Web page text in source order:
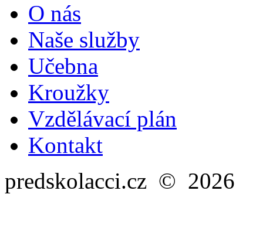
O nás
Naše služby
Učebna
Kroužky
Vzdělávací plán
Kontakt
predskolacci.cz © 2026